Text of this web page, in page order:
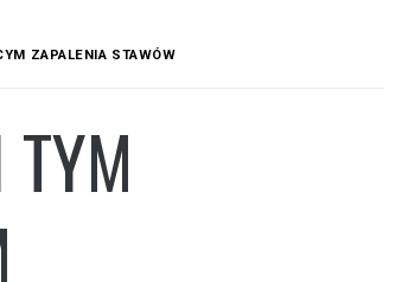
ZAPALENIA STAWÓW